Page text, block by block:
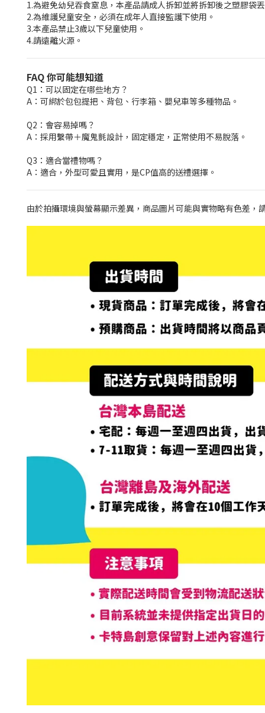
1.為避免幼兒吞食窒息，本產品請成人拆卸並將拆卸後之塑膠袋
2.為維護兒童安全，必須在成年人直接監護下使用。
3.本產品禁止3歲以下兒童使用。
4.請遠離火源。
FAQ 你可能想知道
Q1：可以固定在哪些地方？
A：可綁於包包提把、背包、行李箱、嬰兒車等多種物品。
Q2：會容易掉嗎？
A：採用繫帶＋魔鬼氈設計，固定穩定，正常使用不易脫落。
Q3：適合當禮物嗎？
A：適合，外型可愛且實用，是CP值高的送禮選擇。
由於拍攝環境與螢幕顯示差異，商品圖片可能與實物略有色差，